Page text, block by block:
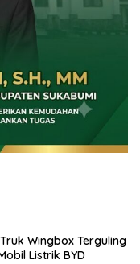
Wingbox Terguling
Listrik BYD